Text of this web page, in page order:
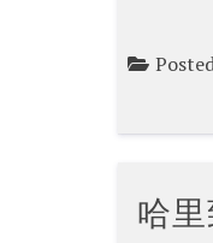
哈